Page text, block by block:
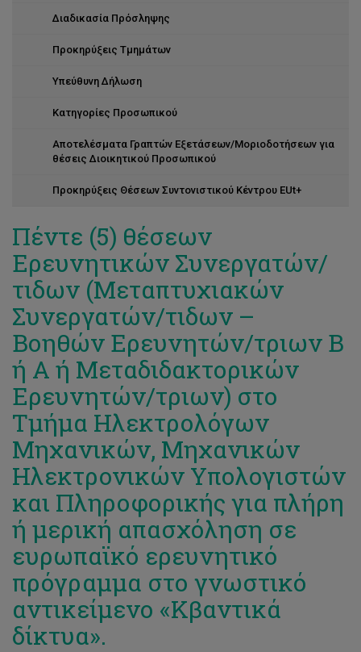
Διαδικασία Πρόσληψης
Προκηρύξεις Τμημάτων
Υπεύθυνη Δήλωση
Κατηγορίες Προσωπικού
Αποτελέσματα Γραπτών Εξετάσεων/Μοριοδοτήσεων για
θέσεις Διοικητικού Προσωπικού
Προκηρύξεις Θέσεων Συντονιστικού Κέντρου EUt+
Πέντε (5) θέσεων
Ερευνητικών Συνεργατών/
τιδων (Μεταπτυχιακών
Συνεργατών/τιδων –
Βοηθών Ερευνητών/τριων Β
ή Α ή Μεταδιδακτορικών
Ερευνητών/τριων) στο
Τμήμα Ηλεκτρολόγων
Μηχανικών, Μηχανικών
Ηλεκτρονικών Υπολογιστών
και Πληροφορικής για πλήρη
ή μερική απασχόληση σε
ευρωπαϊκό ερευνητικό
πρόγραμμα στο γνωστικό
αντικείμενο «Κβαντικά
δίκτυα».